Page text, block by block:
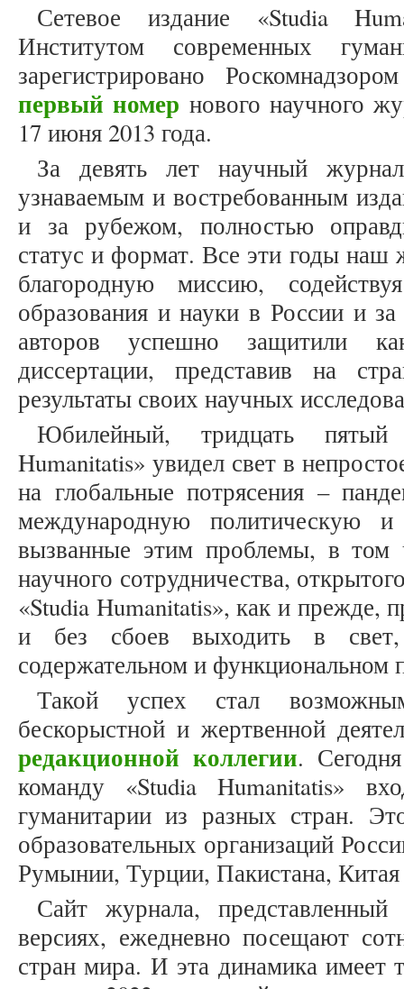
Сетевое издание «Studia
Институтом современных
зарегистрировано
первый номер нового научного
17 июня 2013 года.
За девять лет научный
узнаваемым и востребованным
и за рубежом, полностью
статус и формат. Все эти годы наш
благородную миссию,
образования и науки в России и
авторов успешно защитили
диссертации, представив на
результаты своих научных
Юбилейный, тридцать
Humanitatis» увидел свет в
на глобальные потрясения –
международную политическую
вызванные этим проблемы, в том
научного сотрудничества,
«Studia Humanitatis», как и прежде,
и без сбоев выходить в свет,
содержательном и функциональном
Такой успех стал
бескорыстной и жертвенной
редакционной коллегии.
команду «Studia Humanitatis»
гуманитарии из разных стран.
образовательных организаций
Румынии, Турции, Пакистана,
Сайт журнала,
версиях, ежедневно посещают
стран мира. И эта динамика имеет